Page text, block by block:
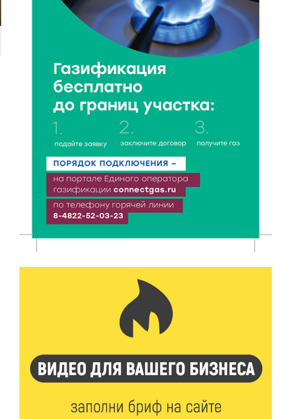
5 Авг 2026 18:07 224
От Святого Августина до кислотных рейвов:
необычная лекция об истории танцевальной
музыки
Завершается обустройство трассы
Витязи — Духовщина — Белый — Нелидово в
Тверской области
5 Авг 2026 16:32 283
«Зарядка со стражем порядка»: как в Нелидово
приобщают детей к здоровому образу жизни
363
Виталий Королев дал старт новым туристическим
5 Авг 2026 15:32 255
физкультурника масштабной Спартакиадой